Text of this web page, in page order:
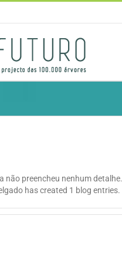
não preencheu nenhum detalhe.
has created 1 blog entries.